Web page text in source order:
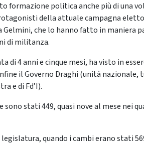
formazione politica anche più di una
della attuale campagna
che lo hanno fatto in maniera
di militanza.
di 4 anni e cinque mesi, ha visto in
il Governo Draghi (unità nazionale,
e di Fd’I).
stati 449, quasi nove al mese nei
quando i cambi erano stati